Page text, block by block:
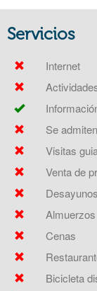
Servicios
Internet
Se
Visitas
Venta de
Desayunos
Almuerzos
Cenas
Bicicleta